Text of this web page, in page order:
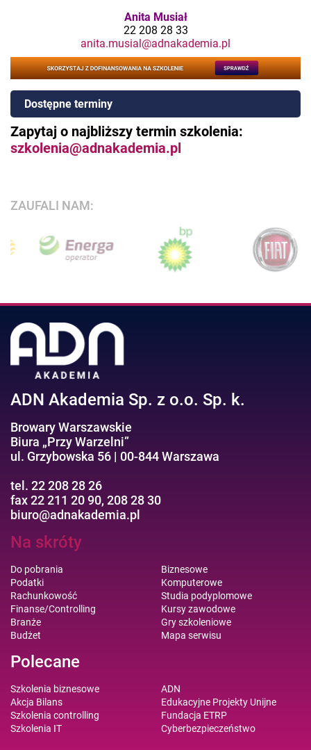
Anita Musiał
22 208 28 33
anita.musial@adnakademia.pl
Dostępne terminy
Zapytaj o najbliższy termin szkolenia:
szkolenia@adnakademia.pl
ZAUFALI NAM:
ADN Akademia Sp. z o.o. Sp. k.
Browary Warszawskie
Biura „Przy Warzelni”
ul. Grzybowska 56 | 00-844 Warszawa
tel. 22 208 28 26
fax 22 211 20 90, 208 28 30
biuro@adnakademia.pl
Na skróty
Do pobrania
Podatki
Rachunkowość
Finanse/Controlling
Branże
Budżet
Biznesowe
Komputerowe
Studia podyplomowe
Kursy zawodowe
Gry szkoleniowe
Mapa serwisu
Polecane
Szkolenia biznesowe
Akcja Bilans
Szkolenia controlling
Szkolenia IT
ADN
Edukacyjne Projekty Unijne
Fundacja ETRP
Cyberbezpieczeństwo